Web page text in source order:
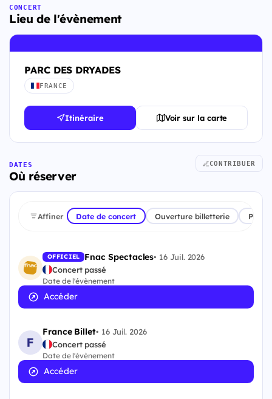
CONCERT
Lieu de l'évènement
PARC DES DRYADES
FRANCE
Itinéraire Voir sur la carte
DATES
Où réserver
CONTRIBUER
Affiner Date de concert Ouverture billetterie
OFFICIEL Fnac Spectacles• 16 Juil. 2026
Concert passé
Date de l'évènement
Accéder
France Billet• 16 Juil. 2026
Concert passé
Date de l'évènement
Accéder